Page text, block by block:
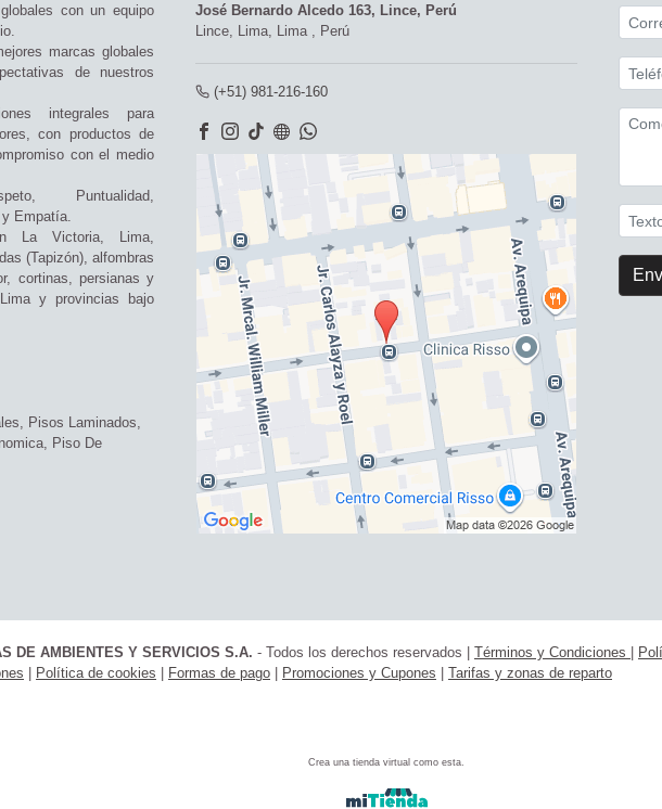
con un equipo
marcas globales
de nuestros
integrales para
con productos de
con el medio
Puntualidad,
y Empatía.
La Victoria, Lima,
(Tapizón), alfombras
cortinas, persianas y
y provincias bajo
Pisos Laminados
Piso De
José Bernardo Alcedo 163, Lince, Perú
Lince, Lima, Lima , Perú
(+51) 981-216-160
DE AMBIENTES Y SERVICIOS S.A. - Todos los derechos reservados Términos y Condiciones
Política de cookies Formas de pago Promociones y Cupones Tarifas y zonas de reparto
Crea una tienda virtual como esta.